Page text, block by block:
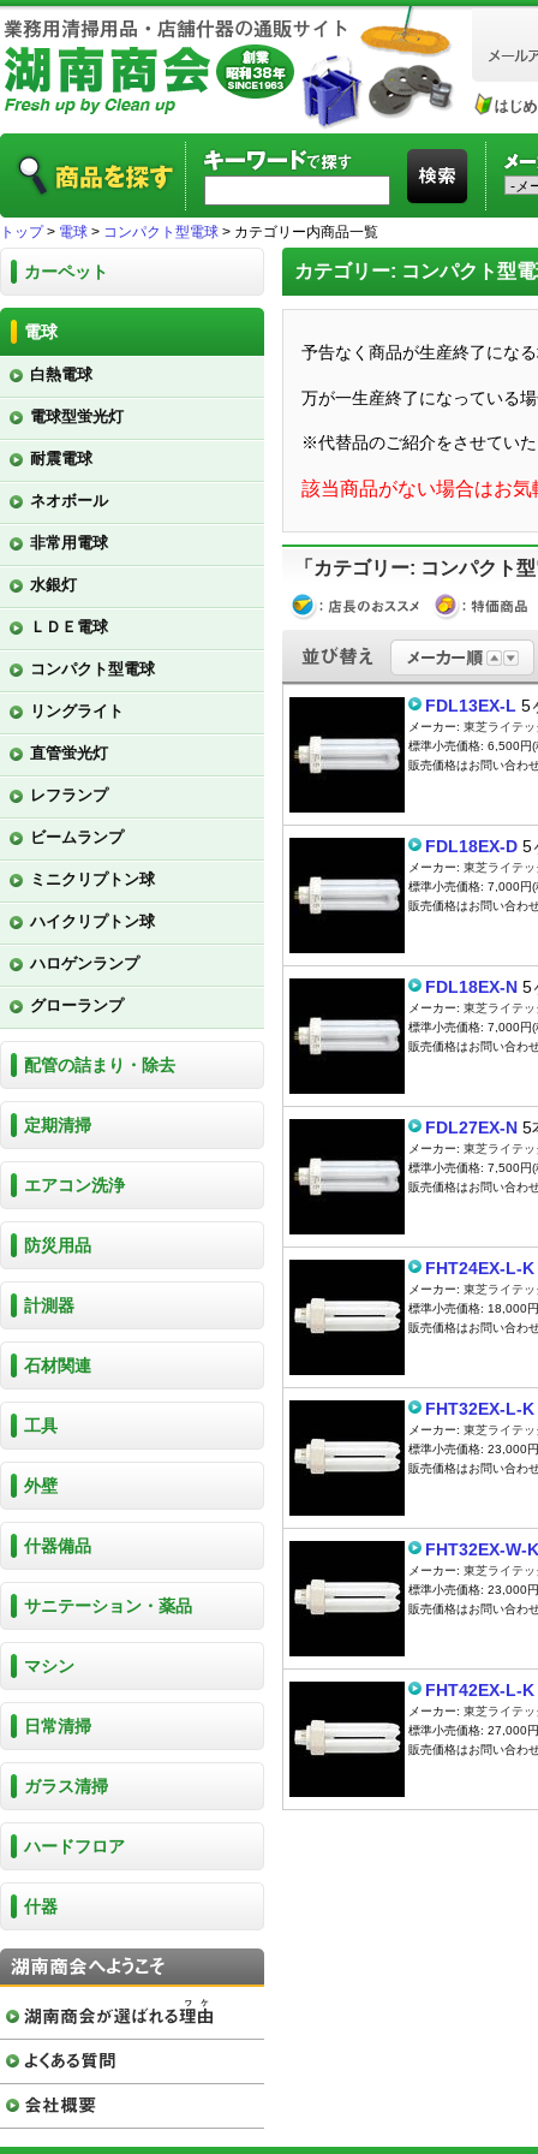
トップ> 電球 > コンパクト型電球 > カテゴリー内商品一覧
カーペット
電球
白熱電球
電球型蛍光灯
耐震電球
ネオボール
非常用電球
水銀灯
ＬＤＥ電球
コンパクト型電球
リングライト
直管蛍光灯
レフランプ
ビームランプ
ミニクリプトン球
ハイクリプトン球
ハロゲンランプ
グローランプ
配管の詰まり・除去
定期清掃
エアコン洗浄
防災用品
計測器
石材関連
工具
外壁
什器備品
サニテーション・薬品
マシン
日常清掃
ガラス清掃
ハードフロア
什器
カテゴリー: コンパクト型
予告なく商品が生産終了にな
万が一生産終了になっている
※代替品のご紹介をさせてい
該当商品がない場合はお
「カテゴリー: コンパクト
FDL13EX-L 5
メーカー: 東芝ライテッ
標準小売価格: 6,500円(
販売価格はお問い合わ
FDL18EX-D 5
メーカー: 東芝ライテッ
標準小売価格: 7,000円(
販売価格はお問い合わ
FDL18EX-N 5
メーカー: 東芝ライテッ
標準小売価格: 7,000円(
販売価格はお問い合わ
FDL27EX-N 5
メーカー: 東芝ライテッ
標準小売価格: 7,500円(
販売価格はお問い合わ
FHT24EX-L-K
メーカー: 東芝ライテッ
標準小売価格: 18,000
販売価格はお問い合わ
FHT32EX-L-K
メーカー: 東芝ライテッ
標準小売価格: 23,000
販売価格はお問い合わ
FHT32EX-W-K
メーカー: 東芝ライテッ
標準小売価格: 23,000
販売価格はお問い合わ
FHT42EX-L-K
メーカー: 東芝ライテッ
標準小売価格: 27,000
販売価格はお問い合わ